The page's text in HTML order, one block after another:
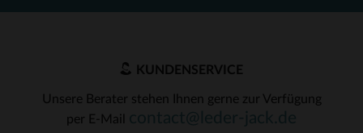
KUNDENSERVICE
Unsere Berater stehen Ihnen gerne zur Verfügung
per E-Mail